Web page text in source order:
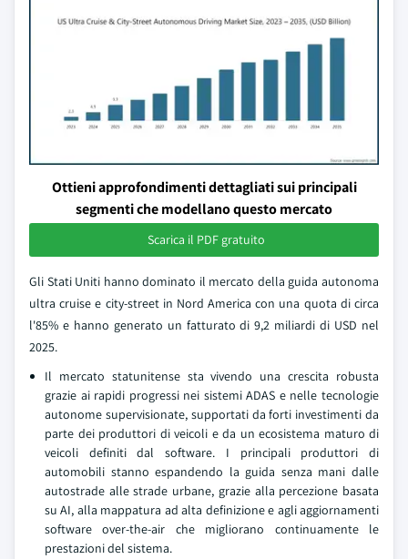
Ottieni approfondimenti dettagliati sui principali
segmenti che modellano questo mercato
Scarica il PDF gratuito
Gli Stati Uniti hanno dominato il mercato della guida autonoma
ultra cruise e city-street in Nord America con una quota di circa
l'85% e hanno generato un fatturato di 9,2 miliardi di USD nel
2025.
Il mercato statunitense sta vivendo una crescita robusta
grazie ai rapidi progressi nei sistemi ADAS e nelle tecnologie
autonome supervisionate, supportati da forti investimenti da
parte dei produttori di veicoli e da un ecosistema maturo di
veicoli definiti dal software. I principali produttori di
automobili stanno espandendo la guida senza mani dalle
autostrade alle strade urbane, grazie alla percezione basata
su AI, alla mappatura ad alta definizione e agli aggiornamenti
software over-the-air che migliorano continuamente le
prestazioni del sistema.